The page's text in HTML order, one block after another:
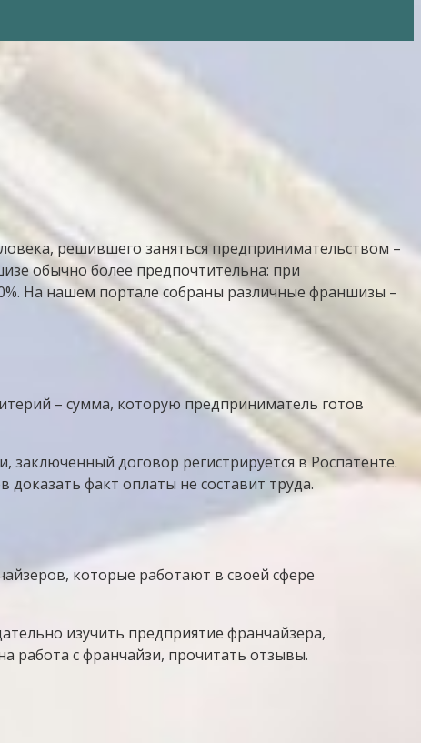
решившего заняться предпринимательством –
обычно более предпочтительна: при
На нашем портале собраны различные франшизы –
– сумма, которую предприниматель готов
договор регистрируется в Роспатенте.
факт оплаты не составит труда.
которые работают в своей сфере
изучить предприятие франчайзера,
работа с франчайзи, прочитать отзывы.